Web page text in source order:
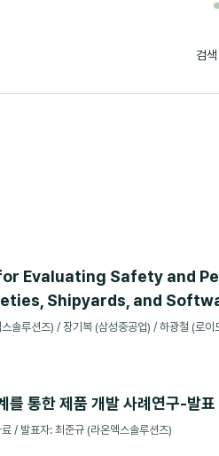
검
Evaluating Safety and
Shipyards, and
루션즈) / 장기복 (삼성중공업) / 하광철 (로이
를 통한 제품 개발 사례연구-발표
/ 발표자: 최준규 (라온엑스솔루션즈)